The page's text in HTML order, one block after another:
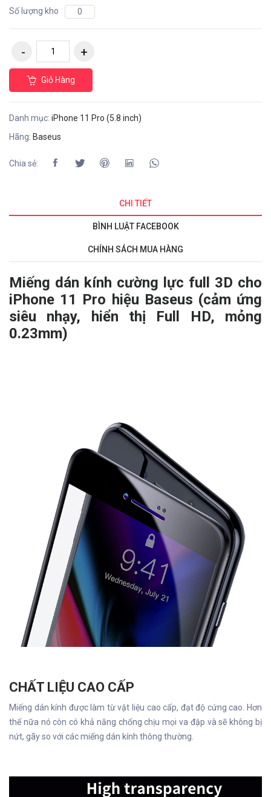
Số lượng kho
0
Giỏ Hàng
Danh mục: iPhone 11 Pro (5.8 inch)
Hãng: Baseus
Chia sẻ:
CHI TIẾT
BÌNH LUẬT FACEBOOK
CHÍNH SÁCH MUA HÀNG
Miếng dán kính cường lực full 3D cho
iPhone 11 Pro hiệu Baseus (cảm ứng
siêu nhạy, hiển thị Full HD, mỏng
0.23mm)
CHẤT LIỆU CAO CẤP
Miếng dán kính được làm từ vật liệu cao cấp, đạt độ cứng cao. Hơn
thế nữa nó còn có khả năng chống chịu mọi va đập và sẽ không bị
nứt, gãy so với các miếng dán kính thông thường.